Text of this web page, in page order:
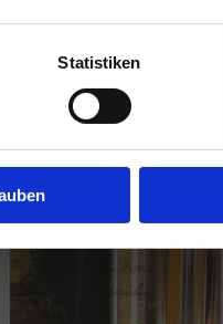
Statistiken